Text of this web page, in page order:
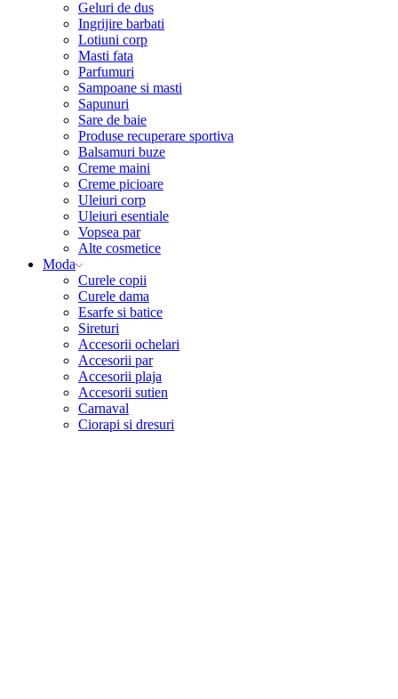
Geluri de dus
Ingrijire barbati
Lotiuni corp
Masti fata
Parfumuri
Sampoane si masti
Sapunuri
Sare de baie
Produse recuperare sportiva
Balsamuri buze
Creme maini
Creme picioare
Uleiuri corp
Uleiuri esentiale
Vopsea par
Alte cosmetice
Moda
Curele copii
Curele dama
Esarfe si batice
Sireturi
Accesorii ochelari
Accesorii par
Accesorii plaja
Accesorii sutien
Carnaval
Ciorapi si dresuri